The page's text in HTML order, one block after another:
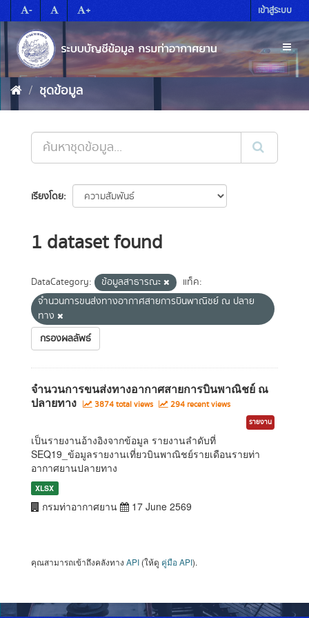
to
content
- + เข้าสู่ระบบ
ชุดข้อมูล
เรียงโดย
1 dataset found
DataCategory: ข้อมูลสาธารณะ
แท็ค:
จำนวนการขนส่งทางอากาศสายการบินพาณิชย์ ณ ปลาย
ทาง
กรองผลลัพธ์
จำนวนการขนส่งทางอากาศสายการบินพาณิชย์ ณ
ปลายทาง
3874 total views 294 recent views
รายงาน
เป็นรายงานอ้างอิงจากข้อมูล รายงานลำดับที่
SEQ19_ข้อมูลรายงานเที่ยวบินพาณิชย์รายเดือนรายท่า
อากาศยานปลายทาง
XLSX
กรมท่าอากาศยาน 17 June 2569
คุณสามารถเข้าถึงคลังทาง API (ให้ดู คู่มือ API).